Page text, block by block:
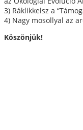
3) Ráklikkelsz a
4) Nagy mosollyal az
Köszönjük!